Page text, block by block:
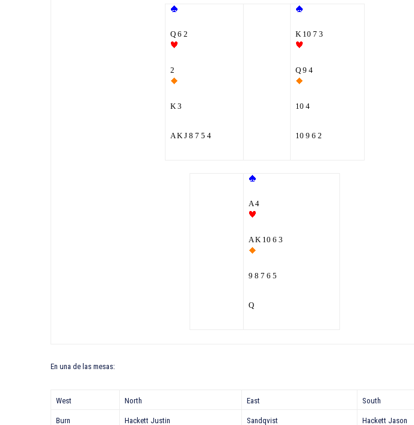
Q 6 2
2
K 3
A K J 8 7 5 4
K 10 7 3
Q 9 4
10 4
10 9 6 2
A 4
A K 10 6 3
9 8 7 6 5
Q
En una de las mesas:
West North East South
Burn Hackett Justin Sandqvist Hackett Jason